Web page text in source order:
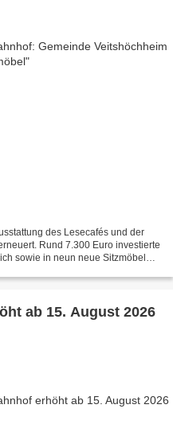
des Lesecafés und der
Rund 7.300 Euro investierte
sowie in neun neue Sitzmöbel
ab 15. August 2026